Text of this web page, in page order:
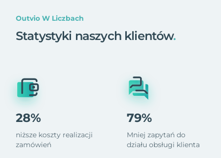
Outvio W Liczbach
Statystyki naszych klientów.
28%
niższe koszty realizacji
zamówień
79%
Mniej zapytań do
działu obsługi klienta